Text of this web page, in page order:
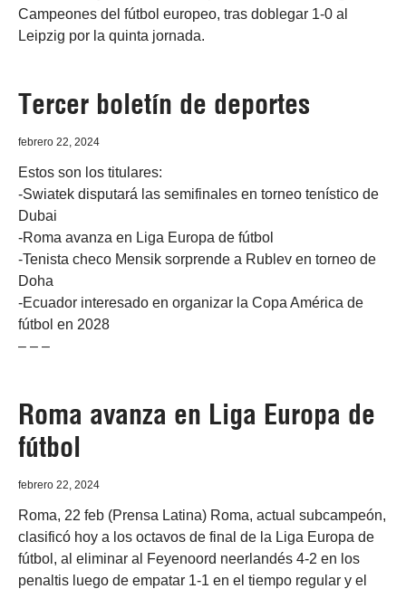
Campeones del fútbol europeo, tras doblegar 1-0 al
Leipzig por la quinta jornada.
Tercer boletín de deportes
febrero 22, 2024
Estos son los titulares:
-Swiatek disputará las semifinales en torneo tenístico de
Dubai
-Roma avanza en Liga Europa de fútbol
-Tenista checo Mensik sorprende a Rublev en torneo de
Doha
-Ecuador interesado en organizar la Copa América de
fútbol en 2028
– – –
Roma avanza en Liga Europa de
fútbol
febrero 22, 2024
Roma, 22 feb (Prensa Latina) Roma, actual subcampeón,
clasificó hoy a los octavos de final de la Liga Europa de
fútbol, al eliminar al Feyenoord neerlandés 4-2 en los
penaltis luego de empatar 1-1 en el tiempo regular y el